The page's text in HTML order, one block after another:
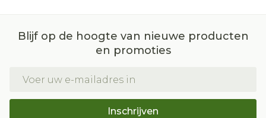
Blijf op de hoogte van nieuwe producten
en promoties
Inschrijven